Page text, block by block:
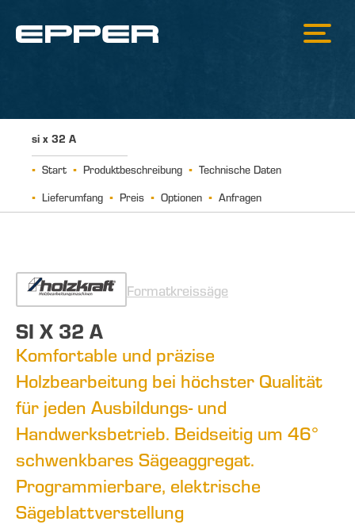
si x 32 A
Start Produktbeschreibung
Technische Daten
Lieferumfang
Preis Optionen Anfragen
Formatkreissäge
SI X 32 A
Komfortable und präzise
Holzbearbeitung bei höchster Qualität
für jeden Ausbildungs- und
Handwerksbetrieb. Beidseitig um 46°
schwenkbares Sägeaggregat.
Programmierbare, elektrische
Sägeblattverstellung